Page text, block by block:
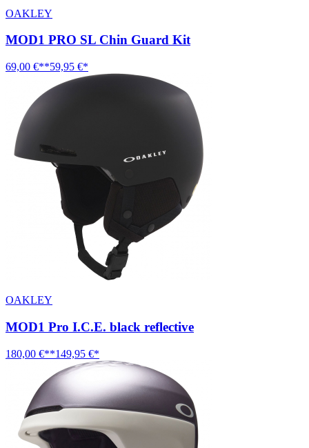
OAKLEY
MOD1 PRO SL Chin Guard Kit
69,00 €**59,95 €*
OAKLEY
MOD1 Pro I.C.E. black reflective
180,00 €**149,95 €*